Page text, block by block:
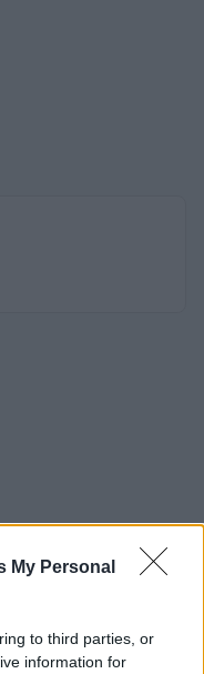
My Personal
to third parties, or
information for